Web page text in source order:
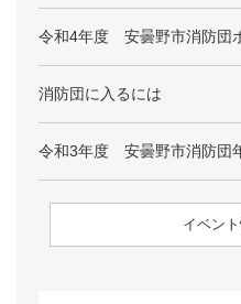
令和4年度 安曇野市消防団
消防団に入るには
令和3年度 安曇野市消防団
イベン